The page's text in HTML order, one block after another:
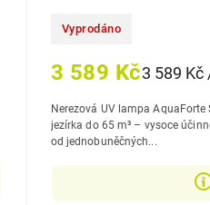
Vyprodáno
3 589 Kč3 589 Kč
Nerezová UV lampa
jezírka do 65 m³ – vysoce
od jednobuněčných...